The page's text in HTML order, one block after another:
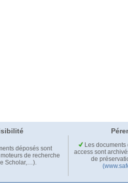
déposés sont
de recherche
Scholar,…).
Les
access sont
de